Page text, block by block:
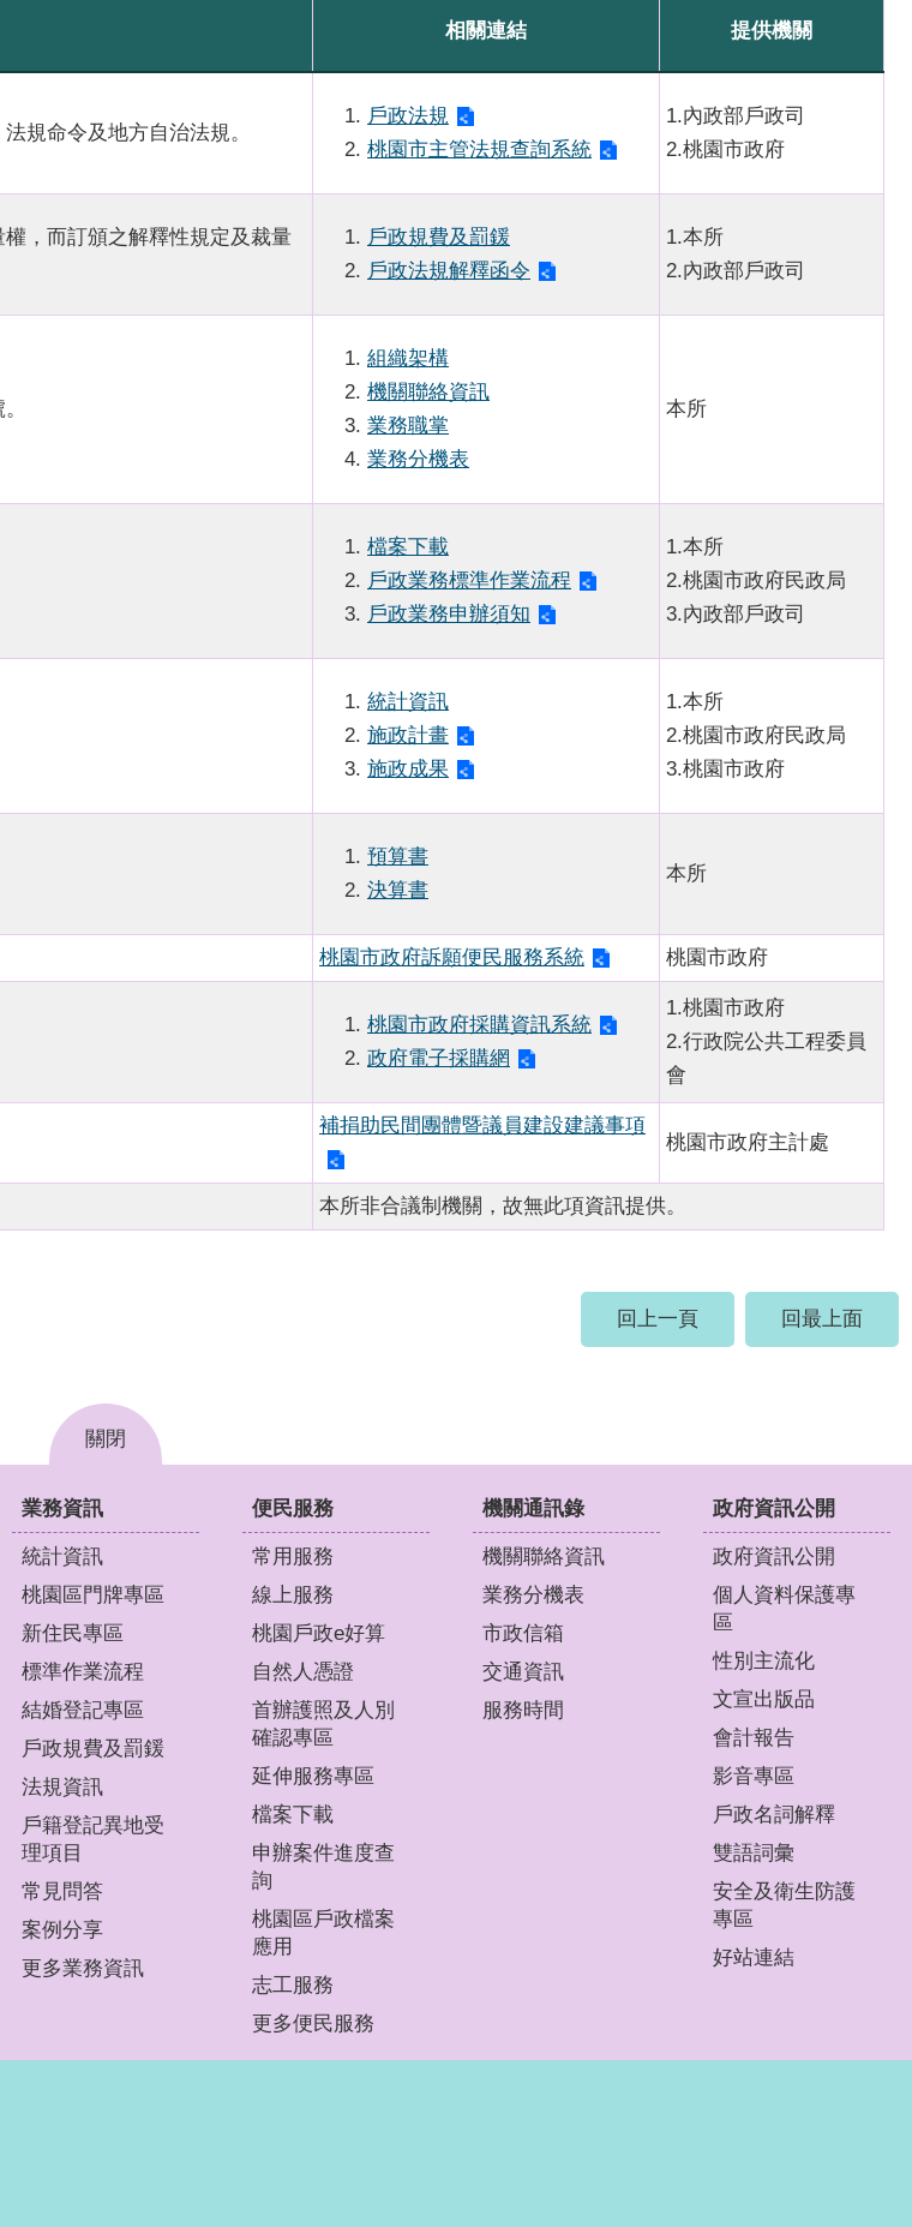
相關連結 提供機關
規命令及地方自治法規。
戶政法規
桃園市主管法規查詢系統
1.內政部戶政司
2.桃園市政府
，而訂頒之解釋性規定及裁量
戶政規費及罰鍰
戶政法規解釋函令
1.本所
2.內政部戶政司
組織架構
機關聯絡資訊
業務職掌
業務分機表
本所
檔案下載
戶政業務標準作業流程
戶政業務申辦須知
1.本所
2.桃園市政府民政局
3.內政部戶政司
統計資訊
施政計畫
施政成果
1.本所
2.桃園市政府民政局
3.桃園市政府
預算書
決算書
本所
桃園市政府訴願便民服務系統 桃園市政府
桃園市政府採購資訊系統
政府電子採購網
1.桃園市政府
2.行政院公共工程委員
會
補捐助民間團體暨議員建設建議事項
桃園市政府主計處
本所非合議制機關，故無此項資訊提供。
回上一頁 回最上面
關閉
業務資訊
統計資訊
桃園區門牌專區
新住民專區
標準作業流程
結婚登記專區
戶政規費及罰鍰
法規資訊
戶籍登記異地受
理項目
常見問答
案例分享
更多業務資訊
便民服務
常用服務
線上服務
桃園戶政e好算
自然人憑證
首辦護照及人別
確認專區
延伸服務專區
檔案下載
申辦案件進度查
詢
桃園區戶政檔案
應用
志工服務
更多便民服務
機關通訊錄
機關聯絡資訊
業務分機表
市政信箱
交通資訊
服務時間
政府資訊公開
政府資訊公開
個人資料保護專
區
性別主流化
文宣出版品
會計報告
影音專區
戶政名詞解釋
雙語詞彙
安全及衛生防護
專區
好站連結